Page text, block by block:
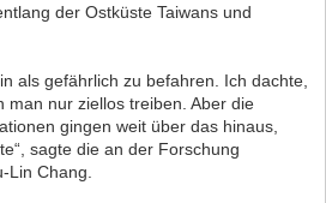
der Ostküste Taiwans und
als gefährlich zu befahren. Ich dachte,
man nur ziellos treiben. Aber die
gingen weit über das hinaus,
sagte die an der Forschung
Lin Chang.